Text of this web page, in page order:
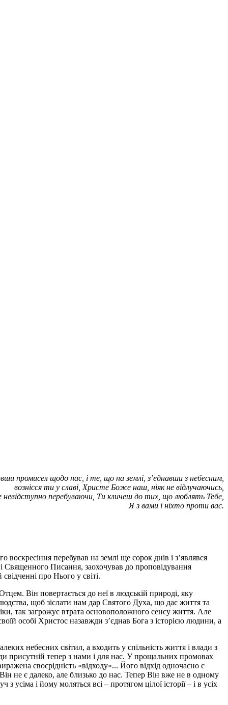
промисел щодо нас, і те, що на землі, з’єднавши з небесним,
вознісся ти у славі, Христе Боже наш, ніяк не відлучаючись,
невідступно перебуваючи, Ти кличеш до тих, що люблять Тебе,
Я з вами і ніхто проти вас.
перебував на землі ще сорок днів і з’являвся
Священного Писання, заохочував до проповідування
про Нього у світі.
Він повертається до неї в людській природі, яку
щоб зіслати нам дар Святого Духа, що дає життя та
так загрожує втрата основоположного сенсу життя. Але
особі Христос назавжди з’єднав Бога з історією людини, а
небесних світил, а входить у спільність життя і влади з
присутній тепер з нами і для нас. У прощальних промовах
своєрідність «відходу»... Його відхід одночасно є
не є далеко, але близько до нас. Тепер Він вже не в одному
і йому моляться всі – протягом цілої історії – і в усіх